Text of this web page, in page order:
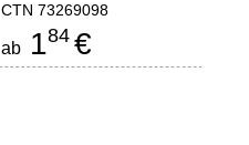
CTN 73269098
ab 184 €